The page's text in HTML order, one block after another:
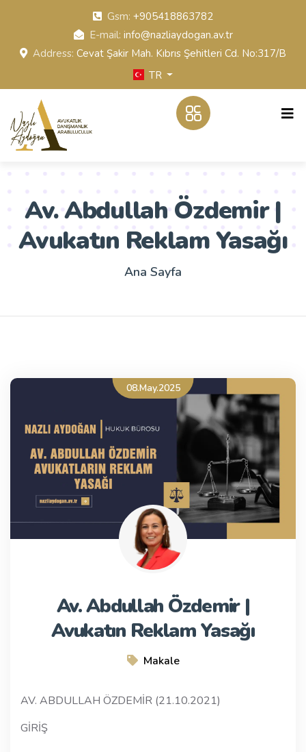
Gsm: +905418863782
E-mail: info@nazliaydogan.av.tr
Address: Cevat Şakir Mah. Kıbrıs Şehitleri Cd. No:317/B
TR
Av. Abdullah Özdemir |
Avukatın Reklam Yasağı
Ana Sayfa
08.May.2025
Av. Abdullah Özdemir |
Avukatın Reklam Yasağı
Makale
AV. ABDULLAH ÖZDEMİR (21.10.2021)
GİRİŞ